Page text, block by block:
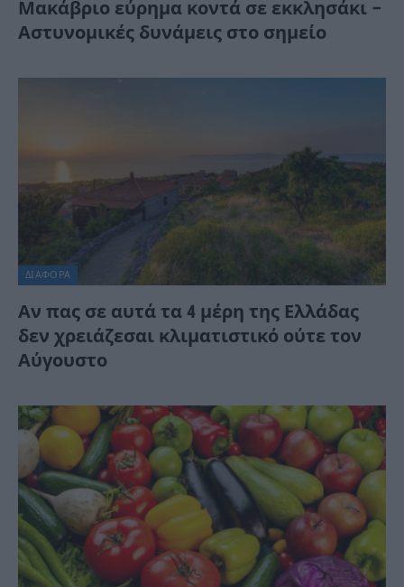
Μακάβριο εύρημα κοντά σε εκκλησάκι –
Αστυνομικές δυνάμεις στο σημείο
ΔΙΆΦΟΡΑ
Αν πας σε αυτά τα 4 μέρη της Ελλάδας
δεν χρειάζεσαι κλιματιστικό ούτε τον
Αύγουστο